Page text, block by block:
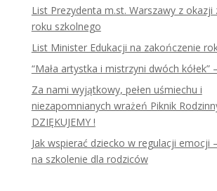
List Prezydenta m.st. Warszawy z okazji
roku szkolnego
List Minister Edukacji na zakończenie
“Mała artystka i mistrzyni dwóch kółek”
Za nami wyjątkowy, pełen uśmiechu i
niezapomnianych wrażeń Piknik
DZIĘKUJEMY !
Jak wspierać dziecko w regulacji emocji
na szkolenie dla rodziców